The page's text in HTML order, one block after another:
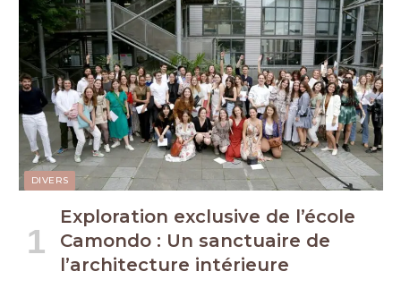
DIVERS
Exploration exclusive de l’école
Camondo : Un sanctuaire de
l’architecture intérieure